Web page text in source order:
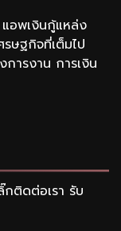
แอพเงินกู้แหล่ง
ษฐกิจที่เต็มไป
ารงาน การเงิน
กติดต่อเรา รับ